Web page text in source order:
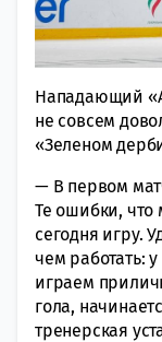
Нападающий
не совсем
«Зеленом
— В первом
Те ошибки, что
сегодня игру.
чем работать:
играем
гола,
тренерская